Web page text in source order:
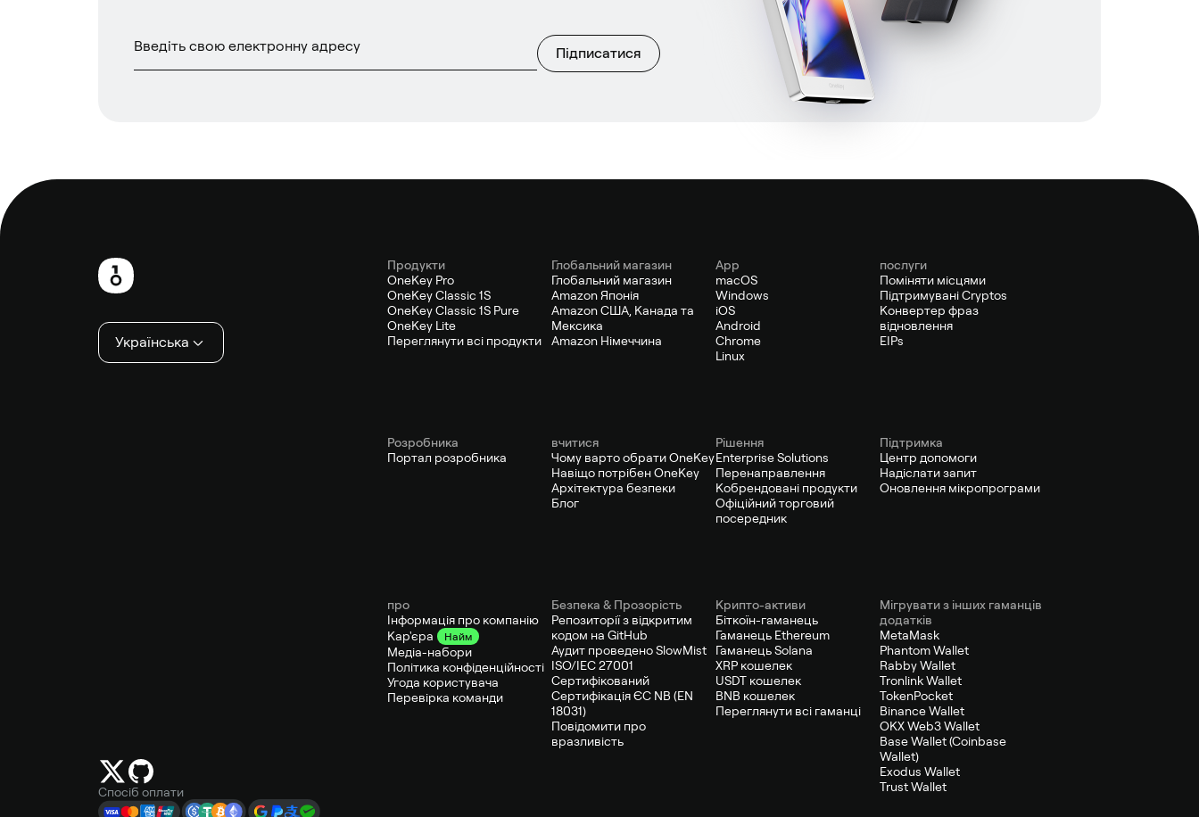
Підписатися
Українська
Спосіб оплати
Продукти
OneKey Pro
OneKey Classic 1S
OneKey Classic 1S Pure
OneKey Lite
Переглянути всі продукти
Глобальний магазин
Глобальний магазин
Amazon Японія
Amazon США, Канада та
Мексика
Amazon Німеччина
App
macOS
Windows
iOS
Android
Chrome
Linux
послуги
Поміняти місцями
Підтримувані Cryptos
Конвертер фраз
відновлення
EIPs
Pозробника
Портал розробника
вчитися
Чому варто обрати OneKey
Навіщо потрібен OneKey
Архітектура безпеки
Блог
Рішення
Enterprise Solutions
Перенаправлення
Кобрендовані продукти
Офіційний торговий
посередник
Підтримка
Центр допомоги
Надіслати запит
Оновлення мікропрограми
про
Інформація про компанію
Кар'єра
Найм
Медіа-набори
Політика конфіденційності
Угода користувача
Перевірка команди
Безпека & Прозорість
Репозиторії з відкритим
кодом на GitHub
Аудит проведено SlowMist
ISO/IEC 27001
Сертифікований
Сертифікація ЄС NB (EN
18031)
Повідомити про
вразливість
Крипто-активи
Біткоїн-гаманець
Гаманець Ethereum
Гаманець Solana
XRP кошелек
USDT кошелек
BNB кошелек
Переглянути всі гаманці
Мігрувати з інших гаманців
додатків
MetaMask
Phantom Wallet
Rabby Wallet
Tronlink Wallet
TokenPocket
Binance Wallet
OKX Web3 Wallet
Base Wallet (Coinbase
Wallet)
Exodus Wallet
Trust Wallet